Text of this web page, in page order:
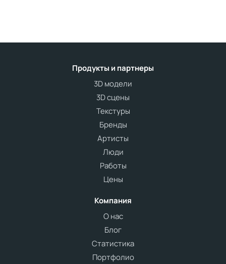
Продукты и партнеры
3D модели
3D сцены
Текстуры
Бренды
Артисты
Люди
Работы
Цены
Компания
О нас
Блог
Статистика
Портфолио